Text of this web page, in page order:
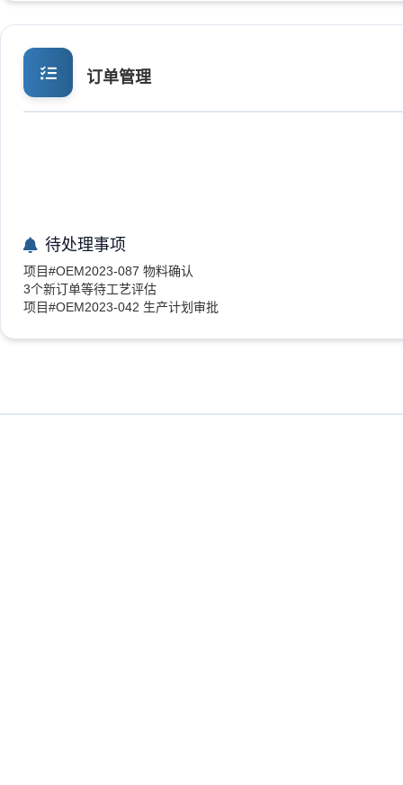
订单管理
待处理事项
项目#OEM2023-087 物料确认
3个新订单等待工艺评估
项目#OEM2023-042 生产计划审批